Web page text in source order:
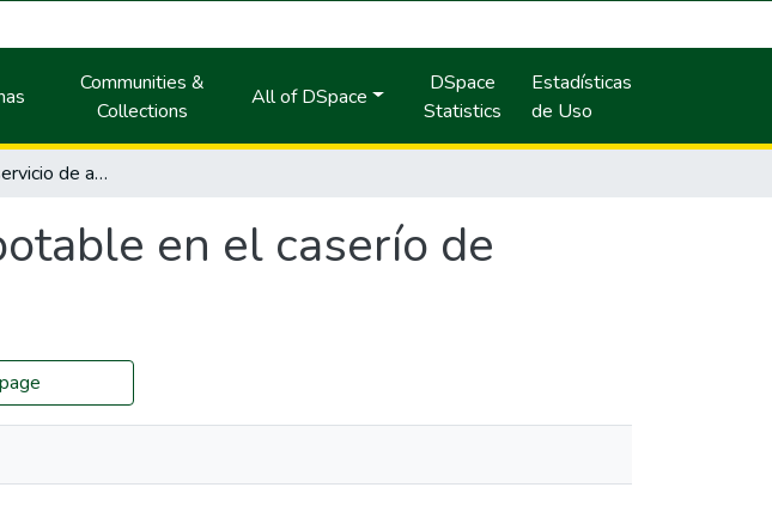
Communities &
Collections
All of DSpace
DSpace
Statistics
Estadísticas
de Uso
La gestión del servicio de agua potable en el caserío de Challuayacu
en el caserío de